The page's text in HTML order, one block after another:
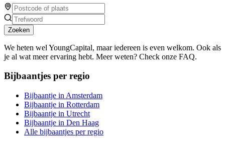
Zoeken
We heten wel YoungCapital, maar iedereen is even welkom. Ook als
je al wat meer ervaring hebt. Meer weten? Check onze FAQ.
Bijbaantjes per regio
Bijbaantje in Amsterdam
Bijbaantje in Rotterdam
Bijbaantje in Utrecht
Bijbaantje in Den Haag
Alle bijbaantjes per regio